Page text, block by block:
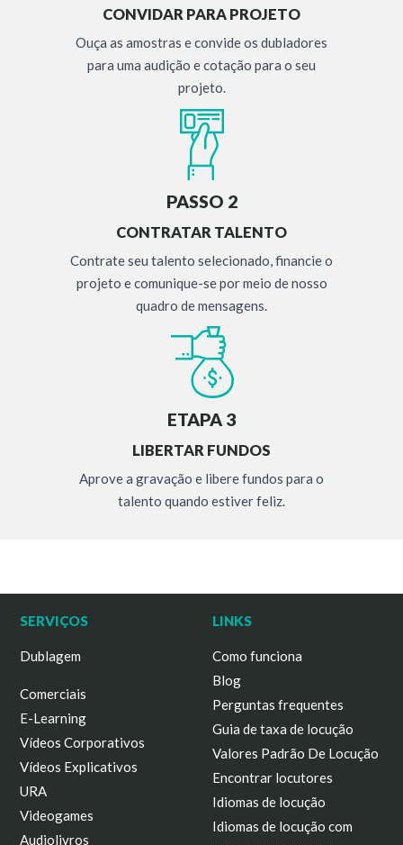
CONVIDAR PARA PROJETO
Ouça as amostras e convide os dubladores
para uma audição e cotação para o seu
projeto.
PASSO 2
CONTRATAR TALENTO
Contrate seu talento selecionado, financie o
projeto e comunique-se por meio de nosso
quadro de mensagens.
ETAPA 3
LIBERTAR FUNDOS
Aprove a gravação e libere fundos para o
talento quando estiver feliz.
SERVIÇOS
Dublagem
Comerciais
E-Learning
Vídeos Corporativos
Vídeos Explicativos
URA
Videogames
Audiolivros
LINKS
Como funciona
Blog
Perguntas frequentes
Guia de taxa de locução
Valores Padrão De Locução
Encontrar locutores
Idiomas de locução
Idiomas de locução com